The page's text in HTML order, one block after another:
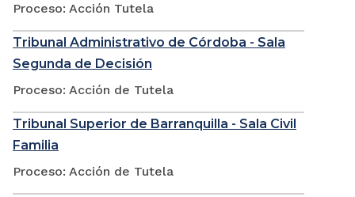
Proceso: Acción Tutela
Tribunal Administrativo de Córdoba - Sala
Segunda de Decisión
Proceso: Acción de Tutela
Tribunal Superior de Barranquilla - Sala Civil
Familia
Proceso: Acción de Tutela